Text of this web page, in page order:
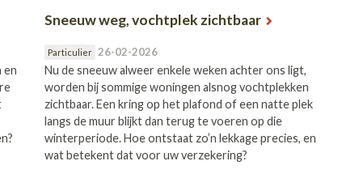
en
Sneeuw weg, vochtplek zichtbaar
Particulier 26-02-2026
Nu de sneeuw alweer enkele weken achter ons ligt,
worden bij sommige woningen alsnog vochtplekken
zichtbaar. Een kring op het plafond of een natte plek
langs de muur blijkt dan terug te voeren op die
winterperiode. Hoe ontstaat zo’n lekkage precies, en
wat betekent dat voor uw verzekering?